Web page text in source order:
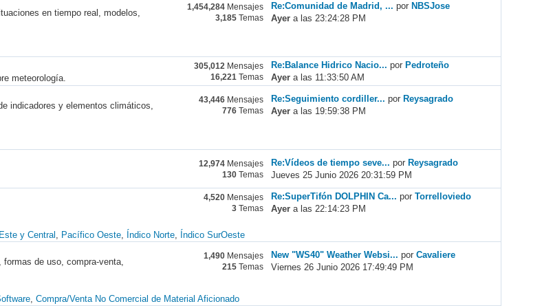
en tiempo real, modelos,
1,454,284 Mensajes
3,185 Temas
Re:Comunidad de Madrid, ... por NBSJose
Ayer a las 23:24:28 PM
meteorología.
305,012 Mensajes
16,221 Temas
Re:Balance Hidrico Nacio... porPedroteño
Ayer a las 11:33:50 AM
indicadores y elementos climáticos,
43,446 Mensajes
776 Temas
Re:Seguimiento cordiller... por Reysagrado
Ayer a las 19:59:38 PM
12,974 Mensajes
130 Temas
Re:Vídeos de tiempo seve... porReysagrado
Jueves 25 Junio 2026 20:31:59 PM
4,520 Mensajes
3 Temas
Re:SuperTifón DOLPHIN Ca... porTorrelloviedo
Ayer a las 22:14:23 PM
y Central Pacífico Oeste Índico Norte Índico SurOeste
de uso, compra-venta,
1,490 Mensajes
215 Temas
New "WS40" Weather Websi... porCavaliere
Viernes 26 Junio 2026 17:49:49 PM
Compra/Venta No Comercial de Material Aficionado